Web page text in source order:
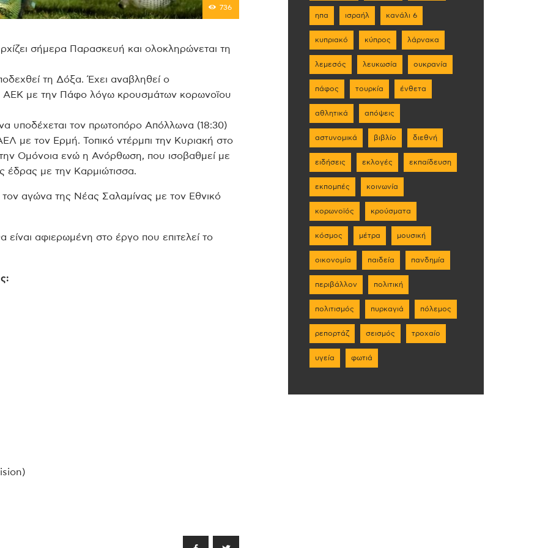
736
σήμερα Παρασκευή και ολοκληρώνεται τη
τη Δόξα. Έχει αναβληθεί ο
ΑΕΚ με την Πάφο λόγω κρουσμάτων κορωνοϊου
υποδέχεται τον πρωτοπόρο Απόλλωνα (18:30)
με τον Ερμή. Τοπικό ντέρμπι την Κυριακή στο
Ομόνοια ενώ η Ανόρθωση, που ισοβαθμεί με
έδρας με την Καρμιώτισσα.
αγώνα της Νέας Σαλαμίνας με τον Εθνικό
αφιερωμένη στο έργο που επιτελεί το
ηπα ισραήλ κανάλι 6
κυπριακό κύπρος λάρνακα
λεμεσός λευκωσία ουκρανία
πάφος τουρκία ένθετα
αθλητικά απόψεις
αστυνομικά βιβλίο διεθνή
ειδήσεις εκλογές εκπαίδευση
εκπομπές κοινωνία
κορωνοϊός κρούσματα
κόσμος μέτρα μουσική
οικονομία παιδεία πανδημία
περιβάλλον πολιτική
πολιτισμός πυρκαγιά πόλεμος
ρεπορτάζ σεισμός τροχαίο
υγεία φωτιά